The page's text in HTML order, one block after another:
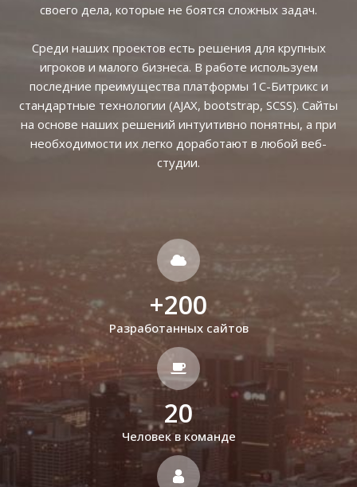
своего дела, которые не боятся сложных задач.
Среди наших проектов есть решения для крупных
игроков и малого бизнеса. В работе используем
последние преимущества платформы 1С-Битрикс и
стандартные технологии (AJAX, bootstrap, SCSS). Сайты
на основе наших решений интуитивно понятны, а при
необходимости их легко доработают в любой веб-
студии.
+200
Разработанных сайтов
20
Человек в команде